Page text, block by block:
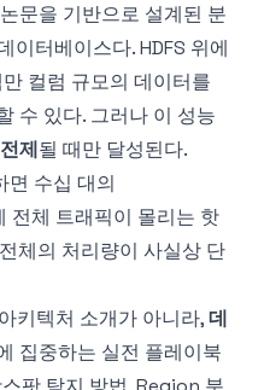
문을 기반으로 설계된 분
이터베이스다. HDFS 위에
컬럼 규모의 데이터를
수 있다. 그러나 이 성능
제될 때만 달성된다.
면 수십 대의
전체 트래픽이 몰리는 핫
체의 처리량이 사실상 단
키텍처 소개가 아니라,데
집중하는 실전 플레이북